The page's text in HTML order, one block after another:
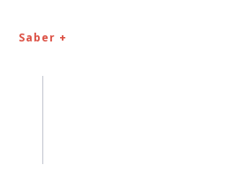
Saber +